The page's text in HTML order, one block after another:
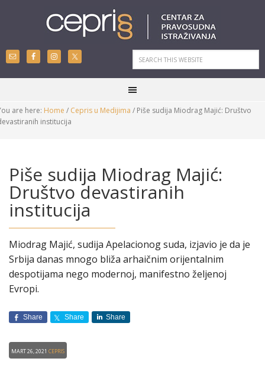
are here: Home / Cepris u Medijima / Piše sudija Miodrag Majić: Društvo
institucija
Piše sudija Miodrag Majić:
Društvo devastiranih
institucija
Miodrag Majić, sudija Apelacionog suda, izjavio je da je
Srbija danas mnogo bliža arhaičnim orijentalnim
despotijama nego modernoj, manifestno željenoj
Evropi.
Share Share Share
Mart 26, 2021 CEPRIS